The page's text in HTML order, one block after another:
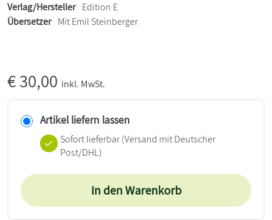
Verlag/Hersteller Edition E
Übersetzer Mit Emil Steinberger
€30,00 inkl. MwSt.
Artikel liefern lassen
Sofort lieferbar(Versand mit Deutscher
Post/DHL)
In den Warenkorb